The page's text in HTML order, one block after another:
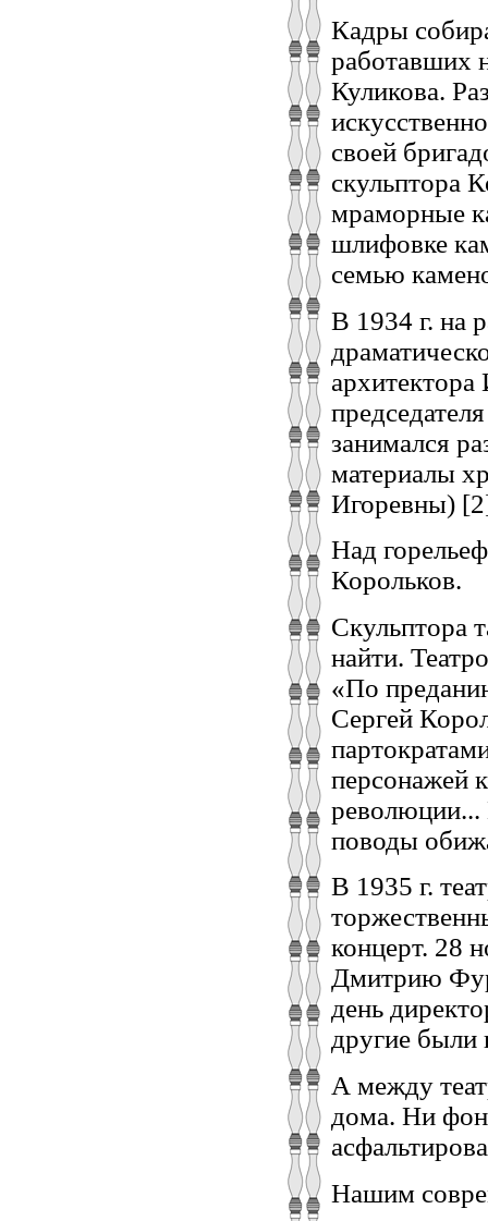
Кадры
работавших
Куликова.
своей
скульптора
мраморные
шлифовке
семью
В 1934 г. на
занимался
материалы
Игоревны)
Над
Корольков.
Скульптора
найти.
«По
Сергей
персонажей
революции...
поводы
В 1935 г.
концерт. 28
Дмитрию
день
другие были
А между
дома. Ни
Нашим